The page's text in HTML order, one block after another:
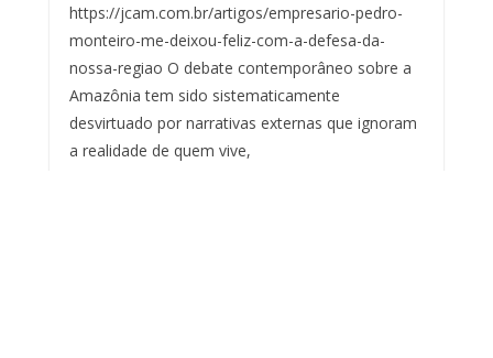
https://jcam.com.br/artigos/empresario-pedro-
monteiro-me-deixou-feliz-com-a-defesa-da-
nossa-regiao O debate contemporâneo sobre a
Amazônia tem sido sistematicamente
desvirtuado por narrativas externas que ignoram
a realidade de quem vive,